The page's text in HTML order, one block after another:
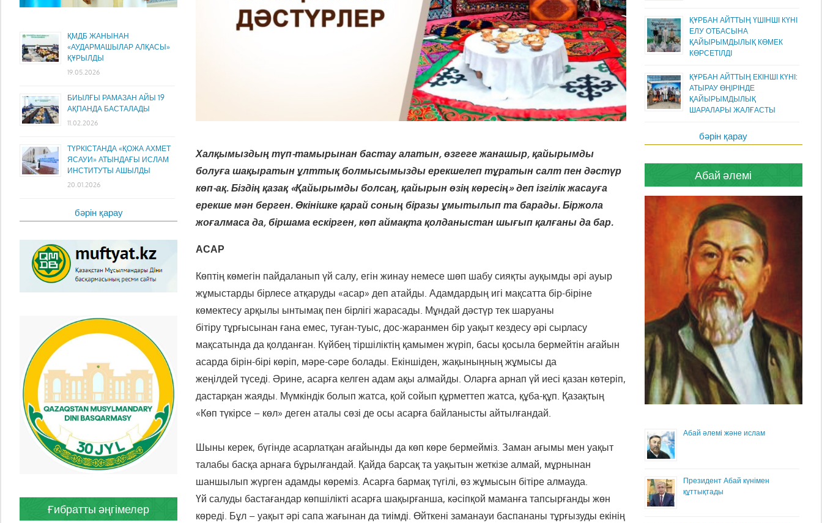
Халқымыздың түп-тамырынан бастау алатын, өзгеге жанашыр, қайырымды
болуға шақыратын ұлттық болмысымызды ерекшелеп тұратын салт пен дәстүр
көп-ақ. Біздің қазақ «Қайырымды болсаң, қайырын өзің көресің» деп ізгілік жасауға
ерекше мән берген. Өкінішке қарай соның біразы ұмытылып та барады. Біржола
жоғалмаса да, біршама ескірген, көп аймақта қолданыстан шығып қалғаны да бар.
АСАР
Көптің көмегін пайдаланып үй салу, егін жинау немесе шөп шабу сияқты ауқымды әрі ауыр
жұмыстарды бірлесе атқаруды «асар» деп атайды. Адамдардың игі мақсатта бір-біріне
көмектесу арқылы ынтымақ пен бірлігі жарасады. Мұндай дәстүр тек шаруаны
бітіру тұрғысынан ғана емес, туған-туыс, дос-жаранмен бір уақыт кездесу әрі сырласу
мақсатында да қолданған. Күйбең тіршіліктің қамымен жүріп, басы қосыла бермейтін ағайын
асарда бірін-бірі көріп, мәре-сәре болады. Екіншіден, жақыныңның жұмысы да
жеңілдей түседі. Әрине, асарға келген адам ақы алмайды. Оларға арнап үй иесі қазан көтеріп,
дастарқан жаяды. Мүмкіндік болып жатса, қой сойып құрметтеп жатса, құба-құп. Қазақтың
«Көп түкірсе – көл» деген аталы сөзі де осы асарға байланысты айтылғандай.
Шыны керек, бүгінде асарлатқан ағайынды да көп көре бермейміз. Заман ағымы мен уақыт
талабы басқа арнаға бұрылғандай. Қайда барсақ та уақытын жеткізе алмай, мұрнынан
шаншылып жүрген адамды көреміз. Асарға бармақ түгілі, өз жұмысын бітіре алмауда.
Үй салуды бастағандар көпшілікті асарға шақырғанша, кәсіпқой маманға тапсырғанды жөн
көреді. Бұл – уақыт әрі сапа жағынан да тиімді. Өйткені заманауи баспананы тұрғызуды екінің
ҚМДБ ЖАНЫНАН
«АУДАРМАШЫЛАР АЛҚАСЫ»
ҚҰРЫЛДЫ
19.05.2026
БИЫЛҒЫ РАМАЗАН АЙЫ 19
АҚПАНДА БАСТАЛАДЫ
11.02.2026
ТҮРКІСТАНДА «ҚОЖА АХМЕТ
ЯСАУИ» АТЫНДАҒЫ ИСЛАМ
ИНСТИТУТЫ АШЫЛДЫ
20.01.2026
бәрін қарау
Ғибратты әңгімелер
ҚҰРБАН АЙТТЫҢ ҮШІНШІ КҮНІ
ЕЛУ ОТБАСЫНА
ҚАЙЫРЫМДЫЛЫҚ КӨМЕК
КӨРСЕТІЛДІ
ҚҰРБАН АЙТТЫҢ ЕКІНШІ КҮНІ:
АТЫРАУ ӨҢІРІНДЕ
ҚАЙЫРЫМДЫЛЫҚ
ШАРАЛАРЫ ЖАЛҒАСТЫ
бәрін қарау
Абай әлемі
Абай әлемі және ислам
Президент Абай күнімен
құттықтады